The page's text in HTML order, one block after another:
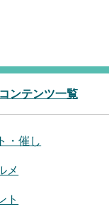
コンテンツ一覧
・催し
メ
ト